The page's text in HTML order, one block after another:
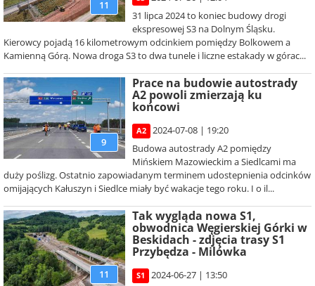
11
31 lipca 2024 to koniec budowy drogi
ekspresowej S3 na Dolnym Śląsku.
Kierowcy pojadą 16 kilometrowym odcinkiem pomiędzy Bolkowem a
Kamienną Górą. Nowa droga S3 to dwa tunele i liczne estakady w górac...
9
Prace na budowie autostrady
A2 powoli zmierzają ku
końcowi
A2
2024-07-08 | 19:20
Budowa autostrady A2 pomiędzy
Mińskiem Mazowieckim a Siedlcami ma
duży poślizg. Ostatnio zapowiadanym terminem udostepnienia odcinków
omijających Kałuszyn i Siedlce miały być wakacje tego roku. I o il...
11
Tak wygląda nowa S1,
obwodnica Węgierskiej Górki w
Beskidach - zdjęcia trasy S1
Przybędza - Milówka
S1
2024-06-27 | 13:50